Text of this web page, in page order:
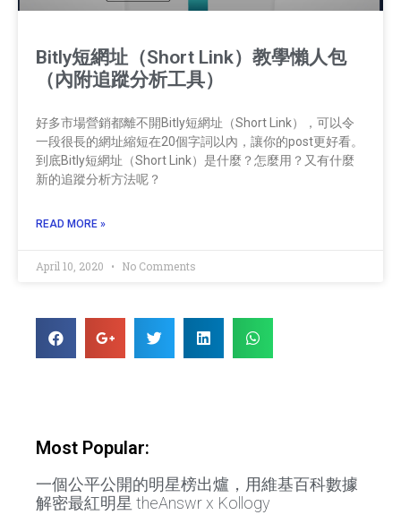
Bitly短網址（Short Link）教學懶人包
（內附追蹤分析工具）
好多市場營銷都離不開Bitly短網址（Short Link），可以令
一段很長的網址縮短在20個字詞以內，讓你的post更好看。
到底Bitly短網址（Short Link）是什麼？怎麼用？又有什麼
新的追蹤分析方法呢？
READ MORE »
April 10, 2020 No Comments
Most Popular:
一個公平公開的明星榜出爐，用維基百科數據
解密最紅明星 theAnswr x Kollogy